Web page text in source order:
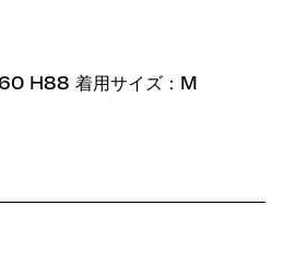
H88 着用サイズ：M